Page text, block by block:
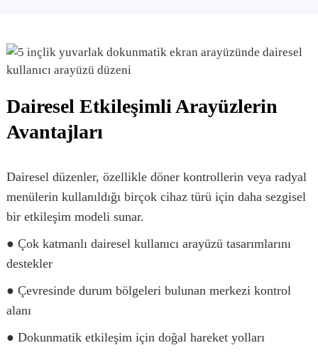
Dairesel Etkileşimli Arayüzlerin
Avantajları
Dairesel düzenler, özellikle döner kontrollerin veya radyal
menülerin kullanıldığı birçok cihaz türü için daha sezgisel
bir etkileşim modeli sunar.
● Çok katmanlı dairesel kullanıcı arayüzü tasarımlarını
destekler
● Çevresinde durum bölgeleri bulunan merkezi kontrol
alanı
● Dokunmatik etkileşim için doğal hareket yolları